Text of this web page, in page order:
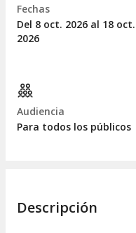
Fechas
Del 8 oct. 2026 al 18 oct.
2026
Audiencia
Para todos los públicos
Descripción